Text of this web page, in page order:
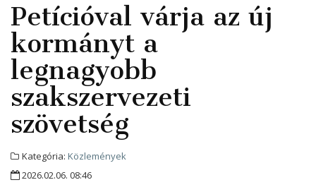
Petícióval várja az új
kormányt a
legnagyobb
szakszervezeti
szövetség
Kategória: Közlemények
2026.02.06. 08:46